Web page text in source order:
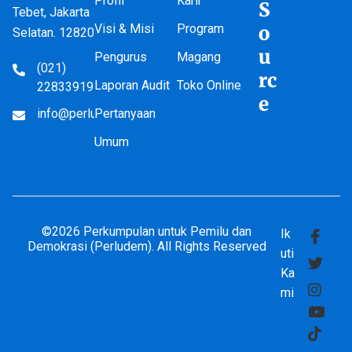
Tebet, Jakarta
Selatan. 12820
(021)
22833919
info@perludem.or.id
Visi & Misi
Pengurus
Laporan Audit
Pertanyaan
Umum
Program
Magang
Toko Online
S
o
u
rc
e
©2026 Perkumpulan untuk Pemilu dan
Demokrasi (Perludem). All Rights Reserved
Ik
uti
Ka
mi